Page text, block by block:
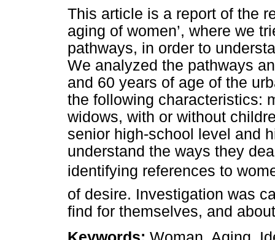
This article is a report of the
aging of women’, where we
pathways, in order to
We analyzed the pathways
and 60 years of age of the
the following characteristics:
widows, with or without
senior high-school level and
understand the ways they
identifying references to
of desire. Investigation was
find for themselves, and